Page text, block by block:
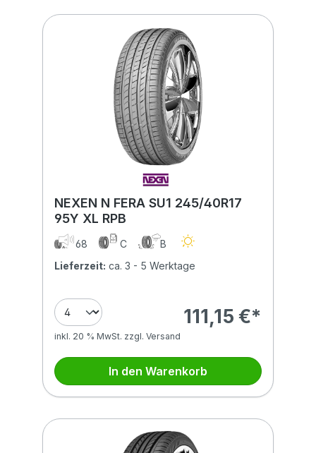
NEXEN N FERA SU1 245/40R17
95Y XL RPB
68 C
B
Lieferzeit: ca. 3 - 5 Werktage
111,15 €*
inkl. 20 % MwSt. zzgl. Versand
In den Warenkorb